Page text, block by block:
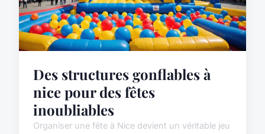
Des structures gonflables à
nice pour des fêtes
inoubliables
Organiser une fête à Nice devient un véritable jeu